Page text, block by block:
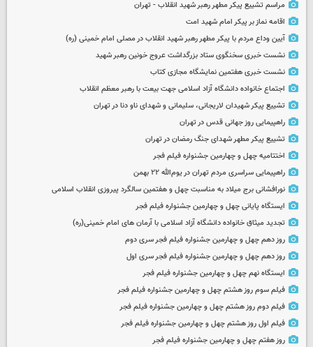
مراسم تشییع پیکر مطهر رهبر شهید انقلاب - تهران
اقامه نماز بر پیکر امام شهید امت
آیین وداع مردم با پیکر مطهر رهبر شهید انقلاب در مصلی امام خمینی (ره)
نشست خبری سخنگوی ستاد بزرگداشت عروج خونین رهبر شهید
نشست خبری هفتمین نمایشگاه مجازی کتاب
اجتماع خانواده دانشگاه آزاد اسلامی جهت بیعت با رهبر معظم انقلاب
تشییع پیکر شهیدان لاریجانی، سلیمانی و شهدای ناو دنا در تهران
راهپیمایی روز جهانی قدس در تهران
تشییع پیکر مطهر شهدای جنگ رمضان در تهران
اختتامیه چهل و چهارمین جشنواره فیلم فجر
راهپیمایی سراسری مردم تهران در یوم‌الله ۲۲ بهمن
نورافشانی برج میلاد به مناسبت چهل‌ و هفتمین سالگرد پیروزی انقلاب اسلامی
ایستگاه پایانی چهل و چهارمین جشنواره فیلم فجر
تجدید میثاق خانواده دانشگاه آزاد اسلامی با آرمان های امام خمینی(ره)
روز دهم چهل و چهارمین جشنواره فیلم فجر سری دوم
روز دهم چهل و چهارمین جشنواره فیلم فجر سری اول
ایستگاه نهم چهل و چهارمین جشنواره فیلم فجر
فیلم سوم روز هشتم چهل و چهارمین جشنواره فیلم فجر
فیلم دوم روز هشتم چهل و چهارمین جشنواره فیلم فجر
فیلم اول روز هشتم چهل و چهارمین جشنواره فیلم فجر
روز هفتم چهل و چهارمین جشنواره فیلم فجر